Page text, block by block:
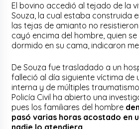
El bovino accedió al tejado de la
Souza, la cual estaba construida
las tejas de amianto no
cayó encima del hombre, quien
dormido en su cama, indicaron
De Souza fue trasladado a un
falleció al día siguiente víctima de
interna y de múltiples
Policía Civil ha abierto una
pues los familiares del hombre
pasó varias horas acostado en